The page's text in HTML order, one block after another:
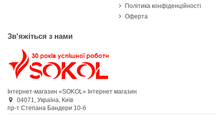
Політика конфіденційності
Оферта
Зв'яжіться з нами
Інтернет-магазин «SOKOL» Інтернет магазин
04071, Україна, Київ
пр-т Степана Бандери 10-б